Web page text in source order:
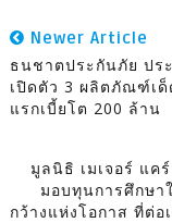
Newer Article
ธนชาตประกันภัย ปร
เปิดตัว 3 ผลิตภัณฑ์เด็
แรกเบี้ยโต 200 ล้าน
มูลนิธิ เมเจอร์ แค
มอบทุนการศึกษา
กว้างแห่งโอกาส ที่ต่